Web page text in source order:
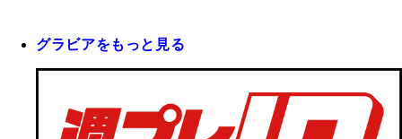
グラビアをもっと見る